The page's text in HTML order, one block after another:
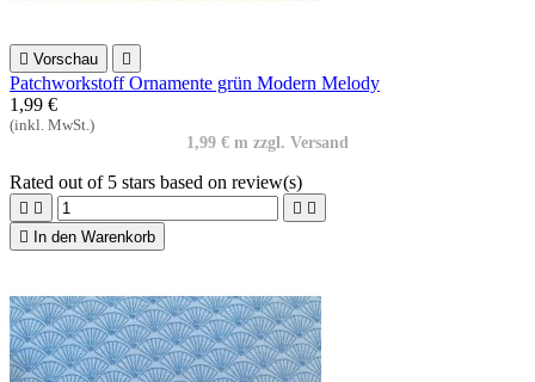
 Vorschau 
Patchworkstoff Ornamente grün Modern Melody
1,99 €
(inkl. MwSt.)
1,99 € m zzgl. Versand
Rated out of 5 stars based on review(s)
   

In den Warenkorb